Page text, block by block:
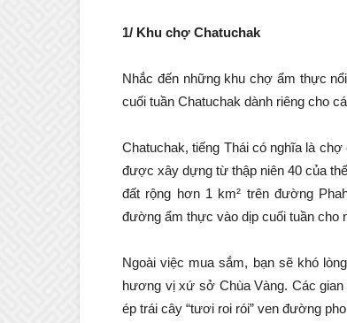
1/ Khu chợ Chatuchak
Nhắc đến những khu chợ ẩm thực
cuối tuần Chatuchak dành riêng cho
Chatuchak, tiếng Thái có nghĩa là
được xây dựng từ thập niên 40 của
đất rộng hơn 1 km² trên đường
đường ẩm thực vào dịp cuối tuần cho
Ngoài việc mua sắm, bạn sẽ khó
hương vị xứ sở Chùa Vàng. Các
ép trái cây “tươi roi rói” ven đường